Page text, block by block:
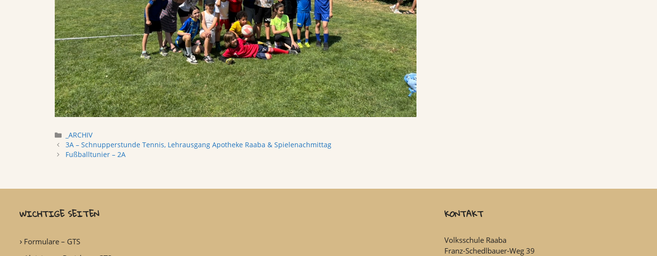
Categories
_ARCHIV
3A – Schnupperstunde Tennis, Lehrausgang Apotheke Raaba & Spielenachmittag
Fußballtunier – 2A
WICHTIGE SEITEN
Formulare – GTS
KONTAKT
Volksschule Raaba
Franz-Schedlbauer-Weg 39